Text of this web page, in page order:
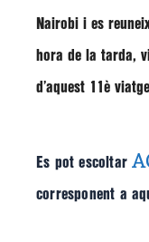
Nairobi i es
hora de la tarda,
d’aquest 11è
Es pot escoltar
corresponent a